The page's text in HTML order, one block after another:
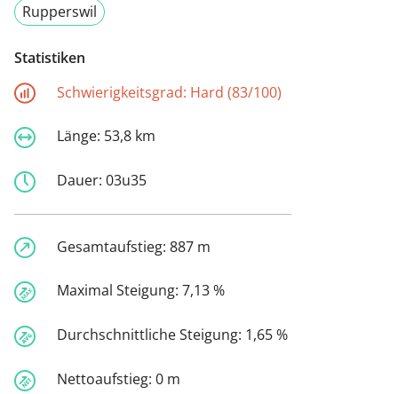
Rupperswil
Statistiken
Schwierigkeitsgrad: Hard (83/100)
Länge: 53,8 km
Dauer: 03u35
Gesamtaufstieg: 887 m
Maximal Steigung: 7,13 %
Durchschnittliche Steigung: 1,65 %
Nettoaufstieg: 0 m